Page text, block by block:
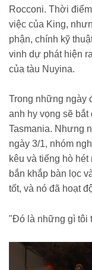
Rocconi. Thời
việc của King,
phận, chính kỹ
vinh dự phát hiện
của tàu Nuyina.
Trong những ngày
anh hy vọng sẽ
Tasmania. Nhưng
ngày 3/1, nhóm
kêu và tiếng hò
bắn khắp bàn lọc
tốt, và nó đã hoạt
"Đó là những gì tôi